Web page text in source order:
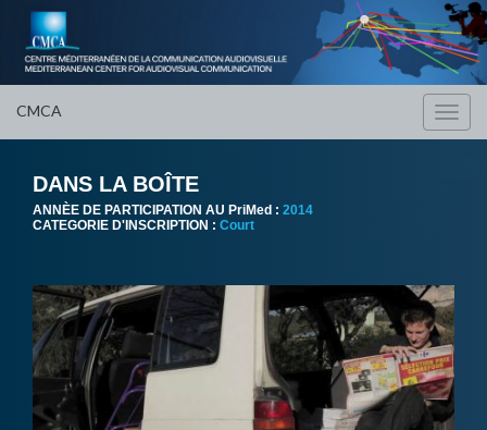
CMCA
DANS LA BOÎTE
ANNÈE DE PARTICIPATION AU PriMed : 2014
CATEGORIE D'INSCRIPTION : Court